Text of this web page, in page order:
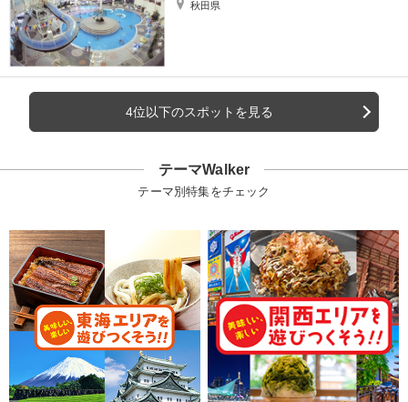
秋田県
4位以下のスポットを見る
テーマWalker
テーマ別特集をチェック